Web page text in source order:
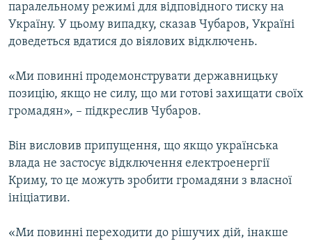
паралельному режимі для відповідного тиску на
Україну. У цьому випадку, сказав Чубаров, Україні
доведеться вдатися до віялових відключень.
«Ми повинні продемонструвати державницьку
позицію, якщо не силу, що ми готові захищати своїх
громадян», – підкреслив Чубаров.
Він висловив припущення, що якщо українська
влада не застосує відключення електроенергії
Криму, то це можуть зробити громадяни з власної
ініціативи.
«Ми повинні переходити до рішучих дій, інакше